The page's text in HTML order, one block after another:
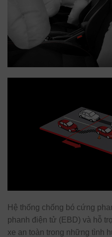
Hệ thống chống bó cứng
phanh điện tử (EBD) và hỗ
xe an toàn trong những tình